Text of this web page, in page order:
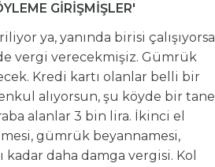
GİRİŞMİŞLER'
ya, yanında birisi çalışıyorsa
vergi verecekmişiz. Gümrük
Kredi kartı olanlar belli bir
alıyorsun, şu köyde bir tane
alanlar 3 bin lira. İkinci el
gümrük beyannamesi,
daha damga vergisi. Kol